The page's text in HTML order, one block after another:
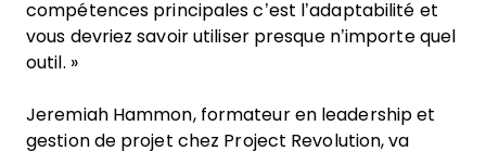
compétences principales c’est l’adaptabilité et
vous devriez savoir utiliser presque n’importe quel
outil. »
Jeremiah Hammon, formateur en leadership et
gestion de projet chez Project Revolution, va